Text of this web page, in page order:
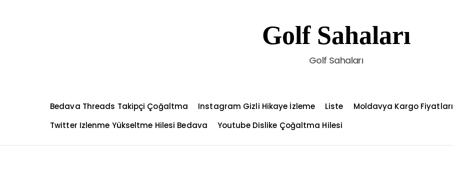
t
Golf Sahaları
Golf Sahaları
Bedava Threads Takipçi Çoğaltma Instagram Gizli Hikaye İzleme Liste Moldavya Kargo Fiyatları
Twitter Izlenme Yükseltme Hilesi Bedava
Youtube Dislike Çoğaltma Hilesi